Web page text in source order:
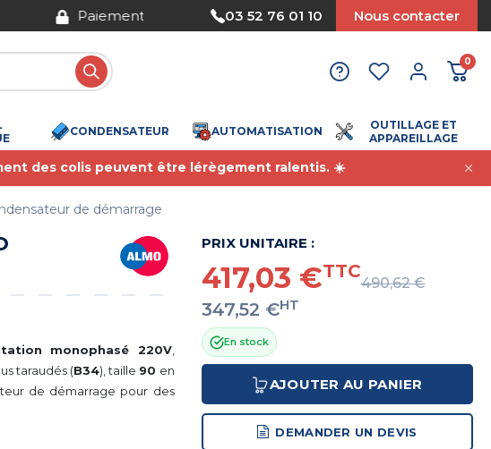
Nous acceptons le paiement par
03 52 76 01 10 Nous contacter
0
CONDENSATEUR AUTOMATISATION
OUTILLAGE ET
APPAREILLAGE
des colis peuvent être lérègement ralentis. ☀️
de démarrage
monophasé 220V,
taraudés (B34), taille 90 en
de démarrage pour des
PRIX UNITAIRE :
417,03 €TTC
490,62 €
347,52 €HT
En stock
AJOUTER AU PANIER
DEMANDER UN DEVIS